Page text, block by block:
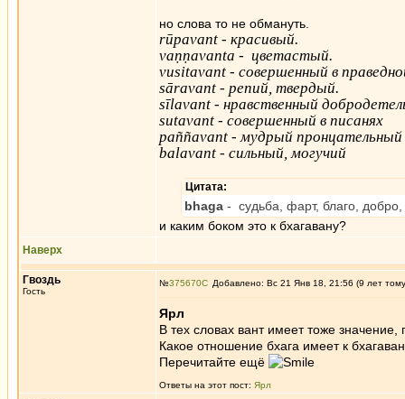
но слова то не обмануть.
rūpavant - красивый.
vaṇṇavanta - цветастый.
vusitavant - совершенный в
sāravant - репий, твердый.
sīlavant - нравственный
sutavant - совершенный в писанях
paññavant - мудрый пронцательный
balavant - сильный, могучий
Цитата:
bhaga - судьба, фарт, благо,
и каким боком это к бхагавану?
Наверх
Гвоздь
Гость
№375670 Добавлено: Вс 21 Янв 18, 21:56 (9 лет
Ярл
В тех словах вант имеет тоже
Какое отношение бхага имеет к
Перечитайте ещё
Ответы на этот пост: Ярл